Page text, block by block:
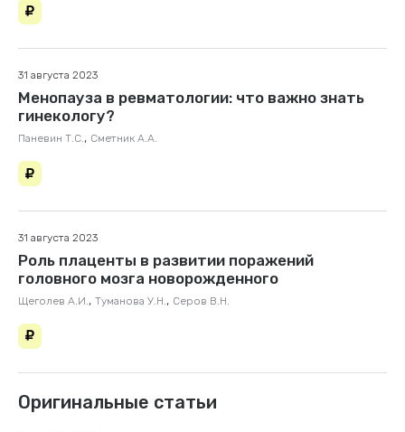
31 августа 2023
Менопауза в ревматологии: что важно знать
гинекологу?
Паневин Т.С., Сметник А.А.
31 августа 2023
Роль плаценты в развитии поражений
головного мозга новорожденного
Щеголев А.И. , Туманова У.Н. , Серов В.Н.
Оригинальные статьи